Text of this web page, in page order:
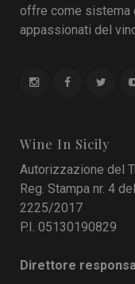
offre come sistema
appassionati del
Wine In Sicily
Autorizzazione del
Reg. Stampa nr. 4
2225/2017
P.I. 05130190829
Direttore